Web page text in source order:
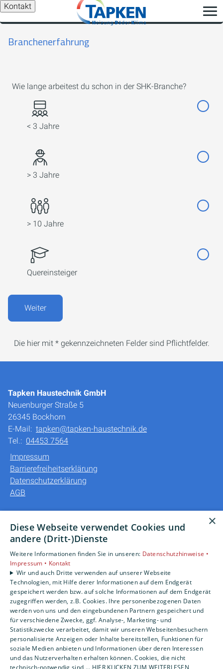
Kontakt
Branchenerfahrung
Wie lange arbeitest du schon in der SHK-Branche?
< 3 Jahre
> 3 Jahre
> 10 Jahre
Quereinsteiger
Weiter
Die hier mit * gekennzeichneten Felder sind Pflichtfelder.
Tapken Haustechnik GmbH
Neuenburger Straße 5
26345 Bockhorn
E-Mail: tapken@tapken-haustechnik.de
Tel.: 04453 7564
Impressum
Barrierefreiheitserklärung
Datenschutzerklärung
AGB
Privatkunden
Gewerbekunden
Karriere
Unternehmen
Kontakt
×
Diese Webseite verwendet Cookies und
andere (Dritt-)Dienste
Weitere Informationen finden Sie in unseren: Datenschutzhinweise •
Impressum • Kontakt
Wir und auch Dritte verwenden auf unserer Webseite
Technologien, mit Hilfe derer Informationen auf dem Endgerät
gespeichert werden bzw. auf solche Informationen auf dem Endgerät
zugegriffen werden, z.B. Cookies. Ihre personenbezogenen Daten
werden von uns und den eingebundenen Partnern gespeichert und
für verschiedene Zwecke, ggf. Analyse-, Marketing- und
Statistikzwecke verarbeitet, damit wir unseren Webseitenbesuchern
personalisierte Anzeigen oder Inhalte bereitstellen, Funktionen für
soziale Medien anbieten und Informationen über deren Interessen
und das Nutzerverhalten erhalten können. Cookies, die nicht
technisch-notwendig sind,... HIER KLICKEN ZUM WEITERLESEN